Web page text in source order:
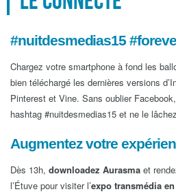
#nuitdesmedias15
Chargez votre smartphone à fond les
bien téléchargé les dernières versions
Pinterest et Vine. Sans oublier
hashtag #nuitdesmedias15 et ne le
Augmentez votre
Dès 13h, downloadez Aurasma et
l’Étuve pour visiter l’expo transmédia